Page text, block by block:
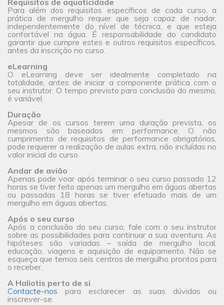
Requisitos de aquaticidade
Para além dos requisitos específicos de cada curso, a
prática de mergulho requer que seja capaz de nadar,
independentemente do nível de técnica, e que esteja
confortável na água. É responsabilidade do candidato
garantir que cumpre estes e outros requisitos específicos,
antes da inscrição no curso.
eLearning
O eLearning deve ser idealmente completado na
totalidade, antes de iniciar a componente prática com o
seu instrutor. O tempo previsto para conclusão do mesmo,
é variável.
Duração
Apesar de os cursos terem uma duração prevista, os
mesmos são baseados em performance. O não
cumprimento de requisitos de performance obrigatórios,
pode requerer a realização de aulas extra, não incluídas no
valor inicial do curso.
Andar de avião
Apenas pode voar após terminar o seu curso passado 12
horas se tiver feito apenas um mergulho em águas abertas
ou passadas 18 horas se tiver efetuado mais de um
mergulho em águas abertas.
Após o seu curso
Após a conclusão do seu curso, fale com o seu instrutor
sobre as possibilidades para continuar a sua aventura. As
hipóteses são variadas – saída de mergulho local,
educação, viagens e aquisição de equipamento. Não se
esqueça que temos seis centros de mergulho prontos para
o receber.
A Haliotis perto de si
Contacte-nos para esclarecer as suas dúvidas ou
inscrever-se.